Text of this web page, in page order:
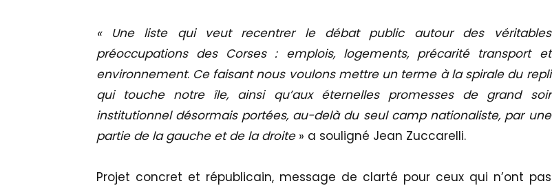
« Une liste qui veut recentrer le débat public autour des véritables
préoccupations des Corses : emplois, logements, précarité transport et
environnement. Ce faisant nous voulons mettre un terme à la spirale du repli
qui touche notre île, ainsi qu’aux éternelles promesses de grand soir
institutionnel désormais portées, au-delà du seul camp nationaliste, par une
partie de la gauche et de la droite » a souligné Jean Zuccarelli.
Projet concret et républicain, message de clarté pour ceux qui n’ont pas